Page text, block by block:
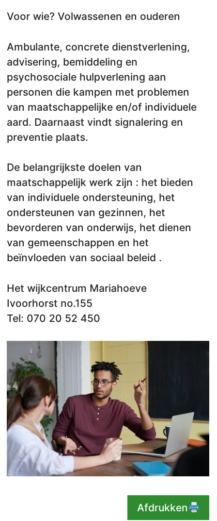
Voor wie? Volwassenen en ouderen
Ambulante, concrete dienstverlening,
advisering, bemiddeling en
psychosociale hulpverlening aan
personen die kampen met problemen
van maatschappelijke en/of individuele
aard. Daarnaast vindt signalering en
preventie plaats.
De belangrijkste doelen van
maatschappelijk werk zijn : het bieden
van individuele ondersteuning, het
ondersteunen van gezinnen, het
bevorderen van onderwijs, het dienen
van gemeenschappen en het
beïnvloeden van sociaal beleid .
Het wijkcentrum Mariahoeve
Ivoorhorst no.155
Tel: 070 20 52 450
Afdrukken